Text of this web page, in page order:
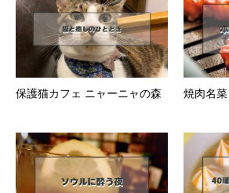
保護猫カフェ ニャーニャの森 焼肉名菜